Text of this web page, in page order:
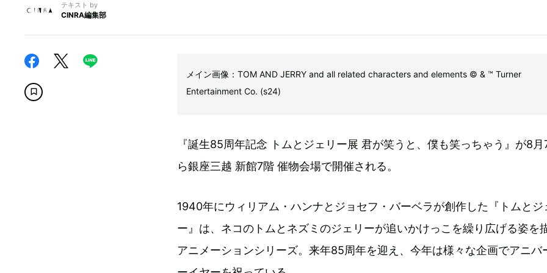
テキスト by
CINRA編集部
メイン画像：TOM AND JERRY and all related characters and elements © & ™ Turner
Entertainment Co. (s24)
『誕生85周年記念 トムとジェリー展 君が笑うと、僕も笑っちゃう』が8月
ら銀座三越 新館7階 催物会場で開催される。
1940年にウィリアム・ハンナとジョセフ・バーベラが創作した『トムとジ
ー』は、ネコのトムとネズミのジェリーが追いかけっこを繰り広げる姿を
アニメーションシリーズ。来年85周年を迎え、今年は様々な企画でアニバ